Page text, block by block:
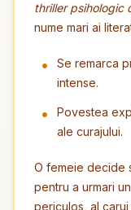
thriller psihologic
nume mari ai
Se remarca
intense.
Povestea
ale curajului.
O femeie decide
pentru a urmari
periculos, al